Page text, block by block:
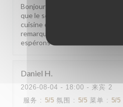
Bonjour Mireille, Merci pour ce
que le service et l'ambiance
cuisine et le rapport qualité/prix,
remarques et allons y travailler
espérons vous revoir bientôt.
Daniel H
2026-08-04 - 18:00 - 来宾 2
服务 : 5/5 氛围 : 5/5 菜单 : 5/5